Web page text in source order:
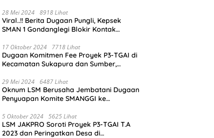
28 Mei 2024 8918 Lihat
Viral..!! Berita Dugaan Pungli, Kepsek
SMAN 1 Gondanglegi Blokir Kontak
17 Oktober 2024 7718 Lihat
Dugaan Komitmen Fee Proyek P3-TGAI di
Kecamatan Sukapura dan Sumber,
Sikap
29 Mei 2024 6487 Lihat
Oknum LSM Berusaha Jembatani Dugaan
Penyuapan Komite SMANGGI ke
Juta
5 Oktober 2024 5625 Lihat
LSM JAKPRO Soroti Proyek P3-TGAI T.A
2023 dan Peringatkan Desa di